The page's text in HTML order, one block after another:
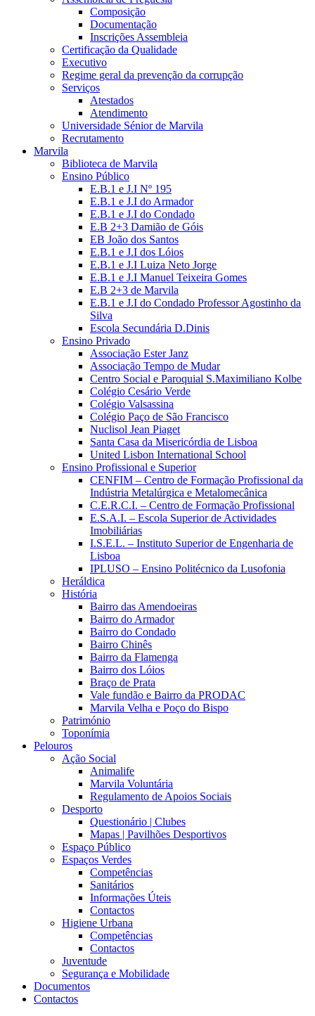
Composição
Documentação
Inscrições Assembleia
Certificação da Qualidade
Executivo
Regime geral da prevenção da corrupção
Serviços
Atestados
Atendimento
Universidade Sénior de Marvila
Recrutamento
Marvila
Biblioteca de Marvila
Ensino Público
E.B.1 e J.I Nº 195
E.B.1 e J.I do Armador
E.B.1 e J.I do Condado
E.B 2+3 Damião de Góis
EB João dos Santos
E.B.1 e J.I dos Lóios
E.B.1 e J.I Luiza Neto Jorge
E.B.1 e J.I Manuel Teixeira Gomes
E.B 2+3 de Marvila
E.B.1 e J.I do Condado Professor Agostinho da
Silva
Escola Secundária D.Dinis
Ensino Privado
Associação Ester Janz
Associação Tempo de Mudar
Centro Social e Paroquial S.Maximiliano Kolbe
Colégio Cesário Verde
Colégio Valsassina
Colégio Paço de São Francisco
Nuclisol Jean Piaget
Santa Casa da Misericórdia de Lisboa
United Lisbon International School
Ensino Profissional e Superior
CENFIM – Centro de Formação Profissional da
Indústria Metalúrgica e Metalomecânica
C.E.R.C.I. – Centro de Formação Profissional
E.S.A.I. – Escola Superior de Actividades
Imobiliárias
I.S.E.L. – Instituto Superior de Engenharia de
Lisboa
IPLUSO – Ensino Politécnico da Lusofonia
Heráldica
História
Bairro das Amendoeiras
Bairro do Armador
Bairro do Condado
Bairro Chinês
Bairro da Flamenga
Bairro dos Lóios
Braço de Prata
Vale fundão e Bairro da PRODAC
Marvila Velha e Poço do Bispo
Património
Toponímia
Pelouros
Ação Social
Animalife
Marvila Voluntária
Regulamento de Apoios Sociais
Desporto
Questionário | Clubes
Mapas | Pavilhões Desportivos
Espaço Público
Espaços Verdes
Competências
Sanitários
Informações Úteis
Contactos
Higiene Urbana
Competências
Contactos
Juventude
Segurança e Mobilidade
Documentos
Contactos